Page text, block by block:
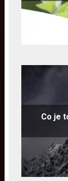
Co je